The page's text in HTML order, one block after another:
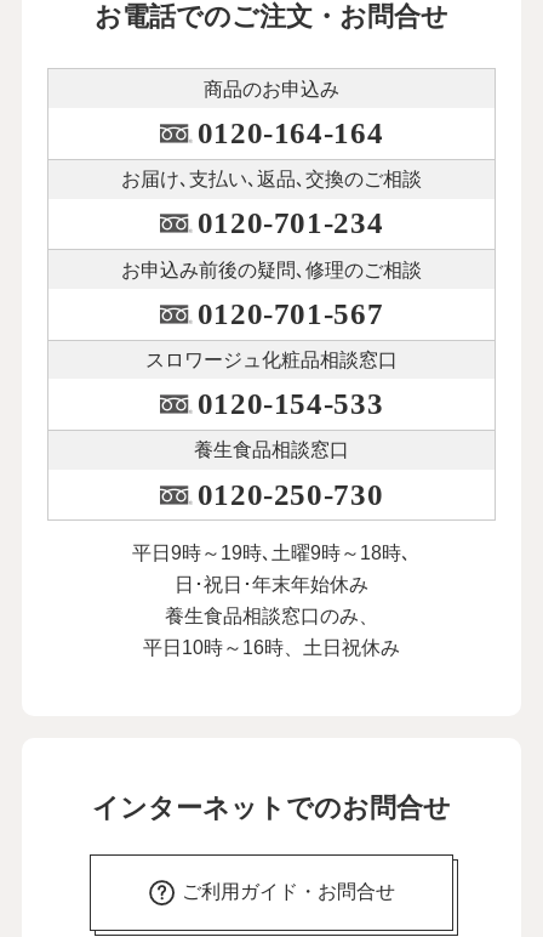
お電話でのご注文・お問合せ
商品のお申込み
0120-164-164
お届け､支払い､ 返品､交換のご相談
0120-701-234
お申込み前後の疑問､修理のご相談
0120-701-567
スロワージュ化粧品相談窓口
0120-154-533
養生食品相談窓口
0120-250-730
平日9時～19時､土曜9時～18時､
日･祝日･年末年始休み
養生食品相談窓口のみ、
平日10時～16時、土日祝休み
インターネットでのお問合せ
ご利用ガイド・お問合せ